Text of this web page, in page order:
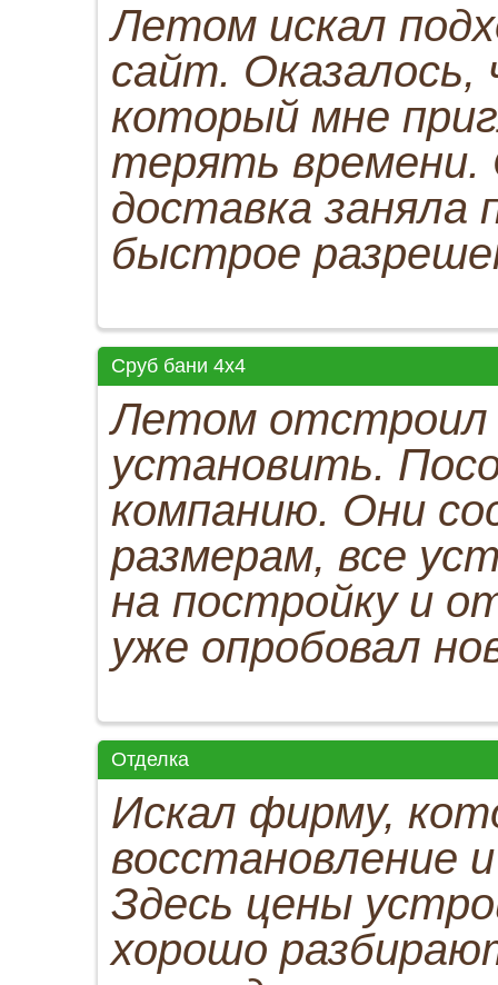
Летом искал
сайт.
который мне
терять времени.
доставка заняла
быстрое
Сруб бани 4х4
Летом отстроил
установить.
компанию. Они
размерам, все
на постройку и
уже опробовал
Отделка
Искал фирму,
восстановление
Здесь цены
хорошо